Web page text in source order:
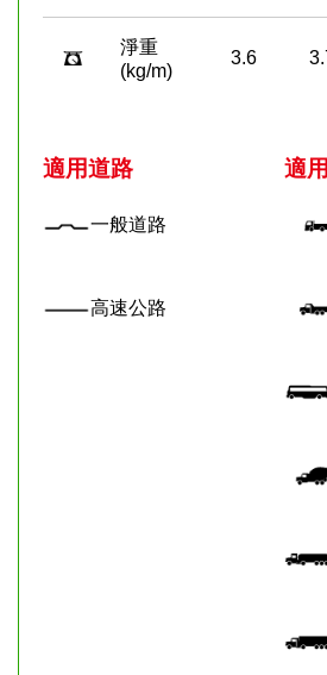
淨重
(kg/m)
3.6
適用道路
一般道路
高速公路
適